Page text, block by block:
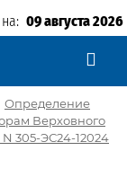
09 августа 2026
Определение
Верховного
305-ЭС24-12024